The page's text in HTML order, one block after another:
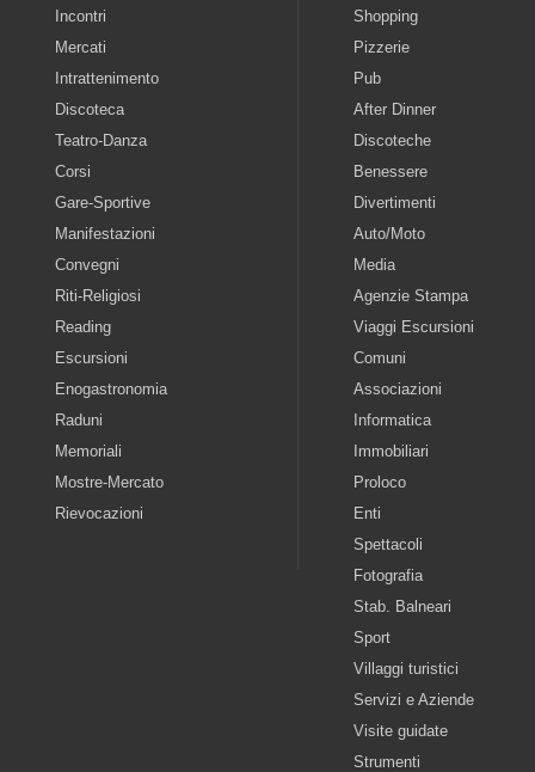
Incontri
Mercati
Intrattenimento
Discoteca
Teatro-Danza
Corsi
Gare-Sportive
Manifestazioni
Convegni
Riti-Religiosi
Reading
Escursioni
Enogastronomia
Raduni
Memoriali
Mostre-Mercato
Rievocazioni
Shopping
Pizzerie
Pub
After Dinner
Discoteche
Benessere
Divertimenti
Auto/Moto
Media
Agenzie Stampa
Viaggi Escursioni
Comuni
Associazioni
Informatica
Immobiliari
Proloco
Enti
Spettacoli
Fotografia
Stab. Balneari
Sport
Villaggi turistici
Servizi e Aziende
Visite guidate
Strumenti